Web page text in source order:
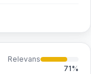
Relevans
71%